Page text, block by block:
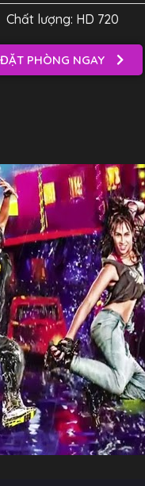
Chất lượng: HD 720
ĐẶT PHÒNG NGAY